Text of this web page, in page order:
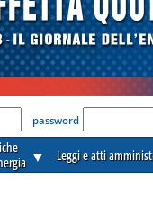
accedere'
password
▼ Leggi e atti